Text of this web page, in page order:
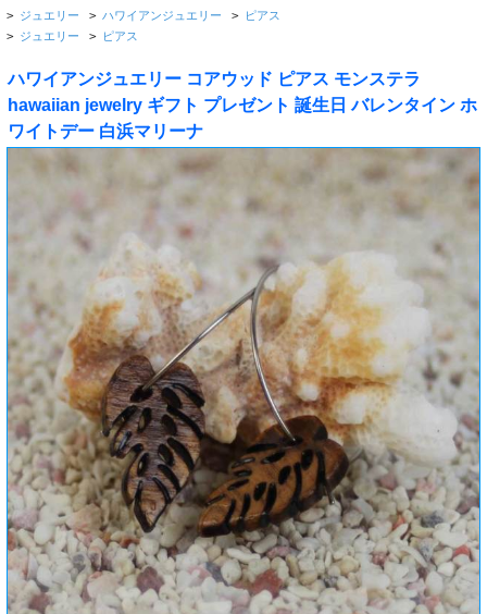
> ジュエリー > ハワイアンジュエリー > ピアス
> ジュエリー > ピアス
ハワイアンジュエリー コアウッド ピアス モンステラ
hawaiian jewelry ギフト プレゼント 誕生日 バレンタイン ホ
ワイトデー 白浜マリーナ